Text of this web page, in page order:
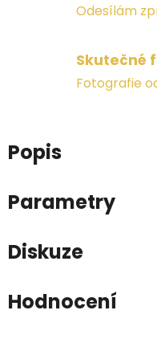
Odesílám
Skutečné
Fotografie
Popis
Parametry
Diskuze
Hodnocení